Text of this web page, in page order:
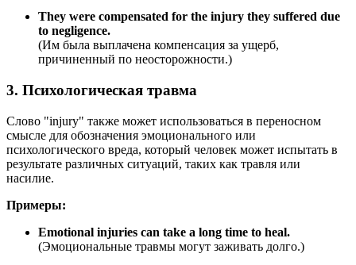
They were compensated for the injury they suffered due
to negligence.
(Им была выплачена компенсация за ущерб,
причиненный по неосторожности.)
3. Психологическая травма
Слово "injury" также может использоваться в переносном
смысле для обозначения эмоционального или
психологического вреда, который человек может испытать в
результате различных ситуаций, таких как травля или
насилие.
Примеры:
Emotional injuries can take a long time to heal.
(Эмоциональные травмы могут заживать долго.)